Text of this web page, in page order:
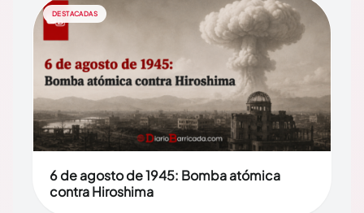
DESTACADAS
6 de agosto de 1945: Bomba atómica
contra Hiroshima